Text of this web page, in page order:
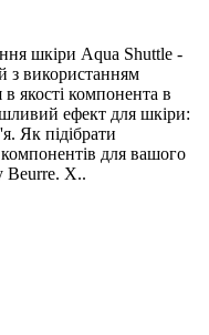
шкіри Aqua Shuttle -
з використанням
в якості компонента в
ефект для шкіри:
Як підібрати
для вашого
Beurre. Х..